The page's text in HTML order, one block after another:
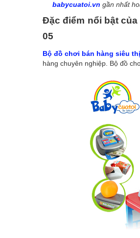
babycuatoi.vn gần nhất
Đặc điểm nổi bật
05
Bộ đồ chơi bán hàng siêu
hàng chuyên nghiệp. Bộ đồ